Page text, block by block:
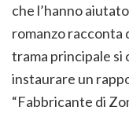
che l’hanno
romanzo racconta
trama principale si
instaurare un
“Fabbricante di